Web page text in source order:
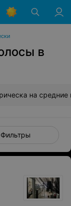
в
на средние
Фильтры